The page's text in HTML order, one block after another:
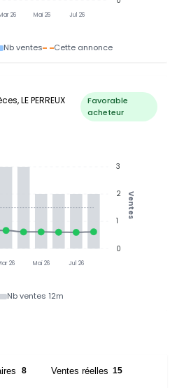
26 Mai 26 Jul 26
Nb ventes Cette annonce
LE PERREUX
Favorable
acheteur
26 Mai 26 Jul 26
3
2
1
0
Ventes
Nb ventes 12m
8 Ventes réelles 15